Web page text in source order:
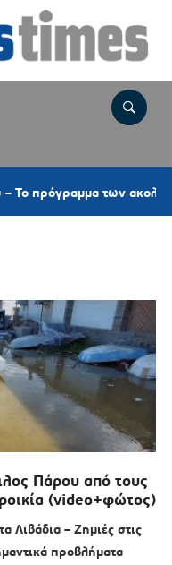
των ακολουθιών
Πάρου από τους
(video+φώτος)
Λιβάδια – Ζημιές στις
προβλήματα